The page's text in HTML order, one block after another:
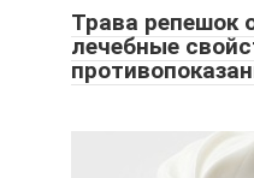
Трава репешок
лечебные